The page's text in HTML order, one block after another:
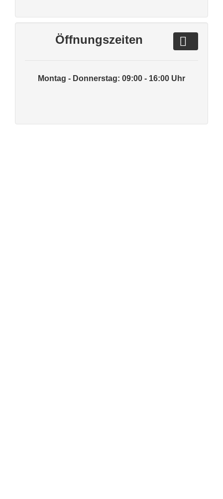
Öffnungszeiten
Montag - Donnerstag: 09:00 - 16:00 Uhr